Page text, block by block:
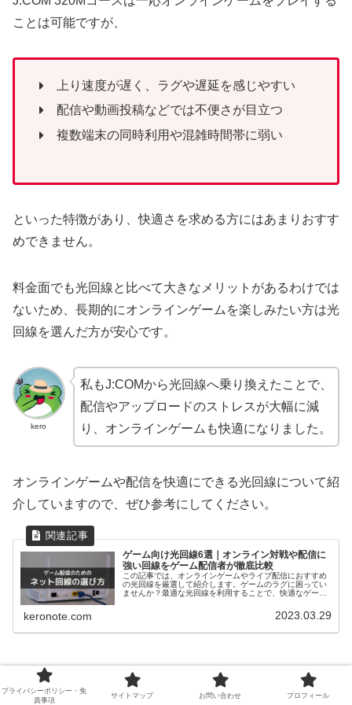
ことは可能ですが、
上り速度が遅く、ラグや遅延を感じやすい
配信や動画投稿などでは不便さが目立つ
複数端末の同時利用や混雑時間帯に弱い
といった特徴があり、快適さを求める方にはあまりおすす
めできません。
料金面でも光回線と比べて大きなメリットがあるわけでは
ないため、長期的にオンラインゲームを楽しみたい方は光
回線を選んだ方が安心です。
kero
私もJ:COMから光回線へ乗り換えたことで、
配信やアップロードのストレスが大幅に減
り、オンラインゲームも快適になりました。
オンラインゲームや配信を快適にできる光回線について紹
介していますので、ぜひ参考にしてください。
ゲーム向け光回線6選｜オンライン対戦や配信に
強い回線をゲーム配信者が徹底比較
この記事では、オンラインゲームやライブ配信におすすめ
の光回線を厳選して紹介します。ゲームのラグに困ってい
ませんか？最適な光回線を利用することで、快適なゲーム
に合った光回線を見つけることができます。
keronote.com 2023.03.29
プライバシーポリシー・免
責事項
サイトマップ お問い合わせ プロフィール